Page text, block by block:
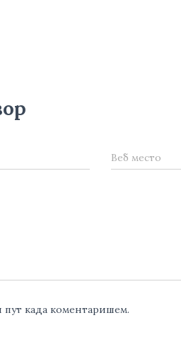
Веб место
пут када коментаришем.